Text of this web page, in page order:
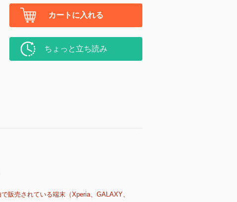
カートに入れる
ちょっと立ち読み
販売されている端末（Xperia、GALAXY、